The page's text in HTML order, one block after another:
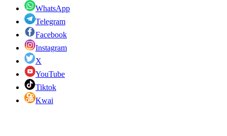
WhatsApp
Telegram
Facebook
Instagram
X
YouTube
Tiktok
Kwai